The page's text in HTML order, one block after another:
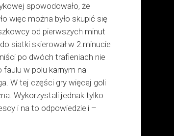
spowodowało, że
więc można było skupić się
od pierwszych minut
siatki skierował w 2.minucie
po dwóch trafieniach nie
faulu w polu karnym na
W tej części gry więcej goli
Wykorzystali jednak tylko
i na to odpowiedzieli –